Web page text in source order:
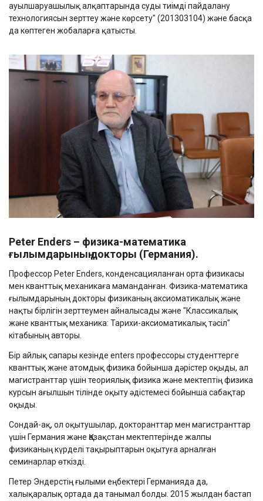
ауылшаруашылық алқаптарында суды тиімді пайдалану
технологиясын зерттеу және көрсету" (201303104) және басқа
да көптеген жобаларға қатысты.
Peter Enders – физика-математика
ғылымдарының докторы (Германия).
Профессор Peter Enders, конденсацияланған орта физикасы
мен кванттық механикаға маманданған. Физика-математика
ғылымдарының докторы физиканың аксиоматикалық және
нақты бірлігін зерттеумен айналысады және "Классикалық
және кванттық механика: Тарихи-аксиоматикалық тәсіл"
кітабының авторы.
Бір айлық сапары кезінде enters профессоры студенттерге
кванттық және атомдық физика бойынша дәрістер оқыды, ал
магистранттар үшін теориялық физика және мектептің физика
курсын ағылшын тілінде оқыту әдістемесі бойынша сабақтар
оқыды.
Сондай-ақ, ол оқытушылар, докторанттар мен магистранттар
үшін Германия және Қазақстан мектептерінде жалпы
физиканың күрделі тақырыптарын оқытуға арналған
семинарлар өткізді.
Петер Эндерстің ғылыми еңбектері Германияда да,
халықаралық ортада да танымал болды. 2015 жылдан бастап